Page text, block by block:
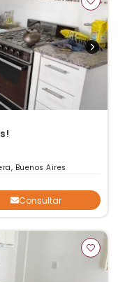
Buenos Aires
Consultar